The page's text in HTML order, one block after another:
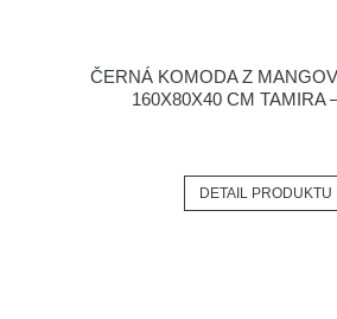
ČERNÁ KOMODA Z
160X80X40 CM TAMIRA
DETAIL PRODUKTU